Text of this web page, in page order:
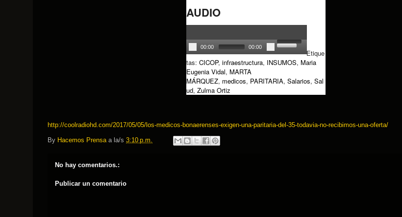
AUDIO
00:00 00:00
Etique
tas: CICOP, infraestructura, INSUMOS, Maria
Eugenia Vidal, MARTA
MÁRQUEZ, medicos, PARITARIA, Salarios, Sal
ud, Zulma Ortiz
http://coolradiohd.com/2017/05/05/los-medicos-bonaerenses-exigen-una-paritaria-del-35-todavia-no-recibimos-una-oferta/
By Hacemos Prensa a la/s 3:10 p.m.
No hay comentarios.:
Publicar un comentario